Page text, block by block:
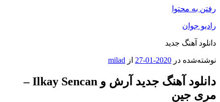
رفتن به محتوا
رادیو جوان
دانلود آهنگ جدید
نوشته‌شده در 2020-01-27 از milad
دانلود آهنگ جدید آرش و Ilkay Sencan –
مری جین